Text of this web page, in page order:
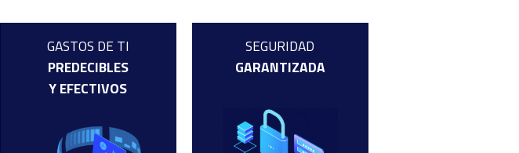
GASTOS DE TI
PREDECIBLES
Y EFECTIVOS
SEGURIDAD
GARANTIZADA